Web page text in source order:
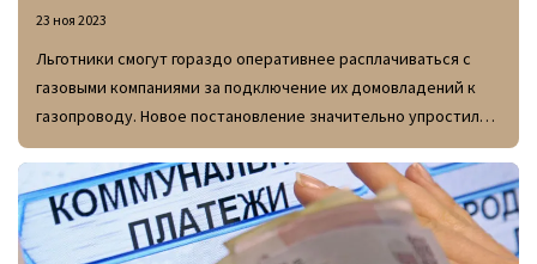
23 ноя 2023
Льготники смогут гораздо оперативнее расплачиваться с
газовыми компаниями за подключение их домовладений к
газопроводу. Новое постановление значительно упростило
процесс погашения стоимости работ.